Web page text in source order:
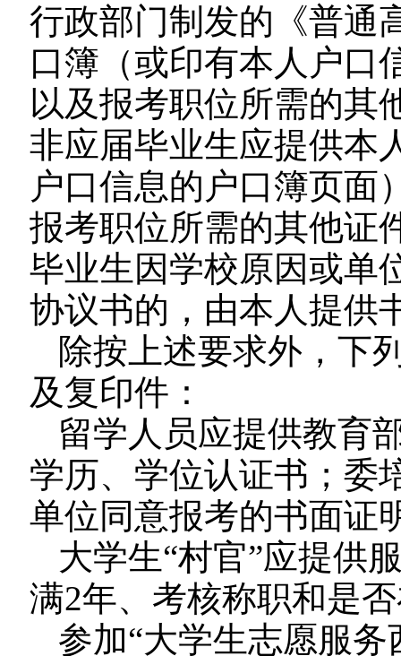
行政部门制发的《普通
口簿（或印有本人户口
以及报考职位所需的其
非应届毕业生应提供本
户口信息的户口簿页面
报考职位所需的其他证
毕业生因学校原因或单
协议书的，由本人提供
除按上述要求外，下
及复印件：
留学人员应提供教育
学历、学位认证书；委
单位同意报考的书面证
大学生“村官”应提供
满2年、考核称职和是
参加“大学生志愿服